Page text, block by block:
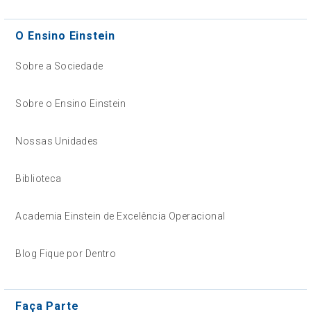
O Ensino Einstein
Sobre a Sociedade
Sobre o Ensino Einstein
Nossas Unidades
Biblioteca
Academia Einstein de Excelência Operacional
Blog Fique por Dentro
Faça Parte